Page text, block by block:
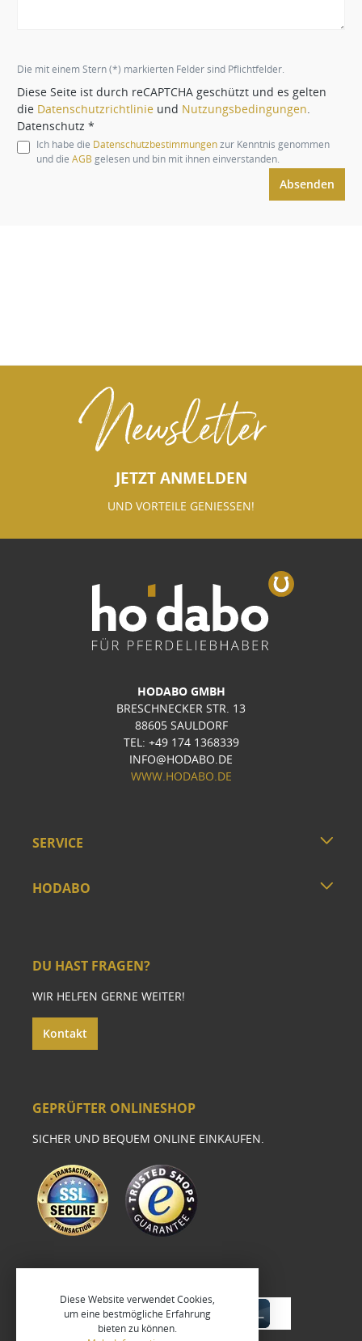
Die mit einem Stern (*) markierten Felder sind Pflichtfelder.
Diese Seite ist durch reCAPTCHA geschützt und es gelten
die Datenschutzrichtlinie und Nutzungsbedingungen
Datenschutz *
Ich habe die Datenschutzbestimmungenzur Kenntnis genommen
und die AGB gelesen und bin mit ihnen einverstanden.
Absenden
Newsletter
JETZT ANMELDEN
UND VORTEILE GENIESSEN!
HODABO GMBH
BRESCHNECKER STR. 13
88605 SAULDORF
TEL: +49 174 1368339
INFO@HODABO.DE
WWW.HODABO.DE
SERVICE
HODABO
DU HAST FRAGEN?
WIR HELFEN GERNE WEITER!
Kontakt
GEPRÜFTER ONLINESHOP
SICHER UND BEQUEM ONLINE EINKAUFEN.
Diese Website verwendet Cookies,
um eine bestmögliche Erfahrung
bieten zu können.